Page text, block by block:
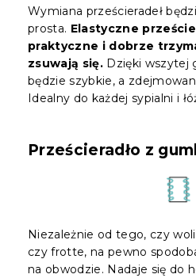
Wymiana prześcieradeł
prosta. Elastyczne
praktyczne i dobrze
zsuwają się. Dzięki wszytej
będzie szybkie, a
Idealny do każdej sypialni i
Prześcieradło z
Niezależnie od tego, czy
czy frotte, na pewno
na obwodzie. Nadaje się do